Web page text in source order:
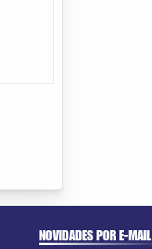
NOVIDADES POR E-MAIL